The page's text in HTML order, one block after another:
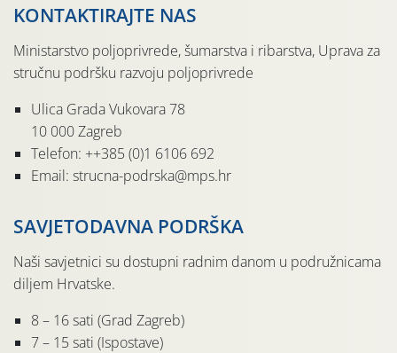
KONTAKTIRAJTE NAS
Ministarstvo poljoprivrede, šumarstva i ribarstva, Uprava za
stručnu podršku razvoju poljoprivrede
Ulica Grada Vukovara 78
10 000 Zagreb
Telefon: ++385 (0)1 6106 692
Email: strucna-podrska@mps.hr
SAVJETODAVNA PODRŠKA
Naši savjetnici su dostupni radnim danom u podružnicama
diljem Hrvatske.
8 – 16 sati (Grad Zagreb)
7 – 15 sati (Ispostave)